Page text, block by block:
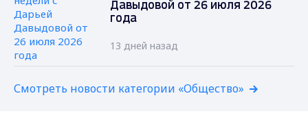
Давыдовой от 26 июля 2026
года
13 дней назад
Смотреть новости категории «Общество»